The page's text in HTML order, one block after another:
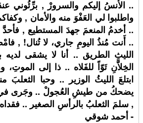
.. الأُنسُ إليكم والسرورْ , برِّئُوني
واطلبوا لي العَفْوَ منه والأمان ,
.. أخدمُ المنعمَ جهدَ المستطيع , فأحدَّ
.. أَنت مُنذُ اليومِ جاري، لا تُنال! ,
الليثِ الطريق .. أنا لا يشقى
الخِلاَّنِ تَوّاً للفَلاه .. ذا إلى الموتِ،
ابتلعَ الليثُ الوزير .. وحبا الثعلبَ
يضحكُ من طيشِ العُجولْ .. وجَرى في
, سلمَ الثعلبُ بالرأسِ الصغير ..
- أحمد شوقي